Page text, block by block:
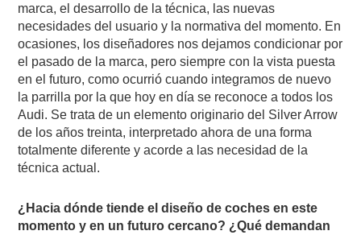
marca, el desarrollo de la técnica, las nuevas
necesidades del usuario y la normativa del momento. En
ocasiones, los diseñadores nos dejamos condicionar por
el pasado de la marca, pero siempre con la vista puesta
en el futuro, como ocurrió cuando integramos de nuevo
la parrilla por la que hoy en día se reconoce a todos los
Audi. Se trata de un elemento originario del Silver Arrow
de los años treinta, interpretado ahora de una forma
totalmente diferente y acorde a las necesidad de la
técnica actual.
¿Hacia dónde tiende el diseño de coches en este
momento y en un futuro cercano? ¿Qué demandan